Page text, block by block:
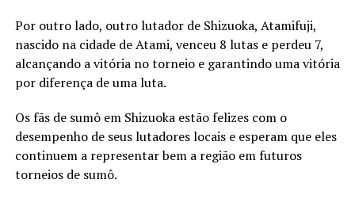
Por outro lado, outro lutador de Shizuoka, Atamifuji,
nascido na cidade de Atami, venceu 8 lutas e perdeu 7,
alcançando a vitória no torneio e garantindo uma vitória
por diferença de uma luta.
Os fãs de sumô em Shizuoka estão felizes com o
desempenho de seus lutadores locais e esperam que eles
continuem a representar bem a região em futuros
torneios de sumô.